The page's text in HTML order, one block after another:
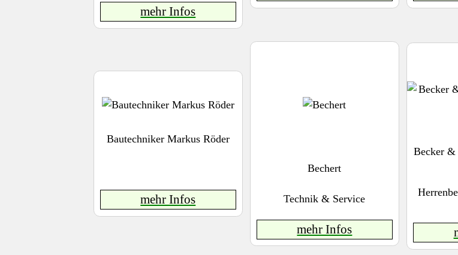
mehr Infos
Bautechniker Markus Röder
mehr Infos
Bechert
Technik & Service
mehr Infos
Becker &